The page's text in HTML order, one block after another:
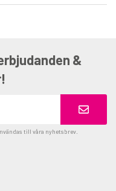
&
till våra nyhetsbrev.